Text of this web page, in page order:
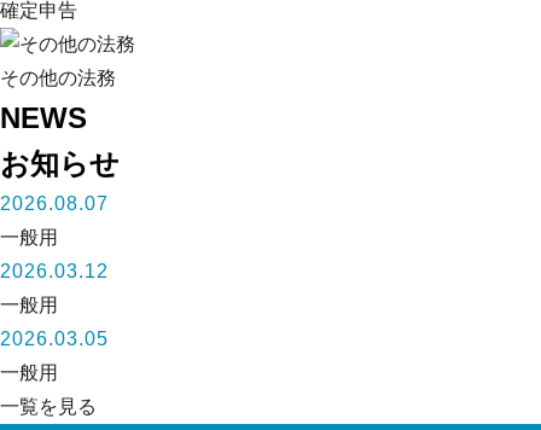
確定申告
その他の法務
NEWS
お知らせ
2026.08.07
一般用
2026.03.12
一般用
2026.03.05
一般用
一覧を見る